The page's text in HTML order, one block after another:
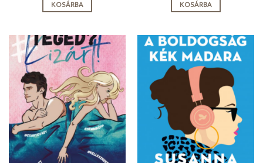
KOSÁRBA KOSÁRBA